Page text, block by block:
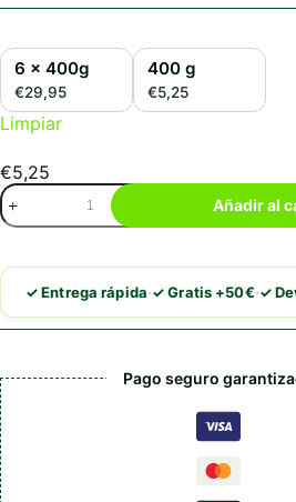
6 x 400g
€29,95
400 g
€5,25
Limpiar
€5,25
Fidelis
Menú
Fresco
con
Ternera,
Batata
cantidad
Añadir al
✓ Entrega rápida·✓ Gratis +50€·✓
Pago seguro